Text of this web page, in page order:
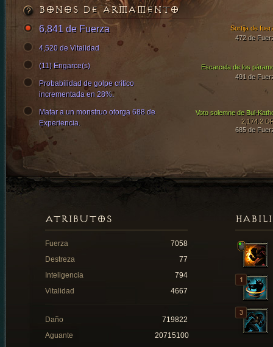
Escarcela de los
491 de
Voto solemne de Bul-
2,174.2
685 de
Sortija de
472 de
BONOS DE ARMAMENTO
6,841 de Fuerza
4,520 de Vitalidad
(11) Engarce(s)
Probabilidad de golpe crítico
incrementada en 28%.
Matar a un monstruo otorga 688 de
Experiencia.
ATRIBUTOS
Fuerza
7058
Destreza
77
Inteligencia
794
Vitalidad
4667
Daño
719822
Aguante
20715100